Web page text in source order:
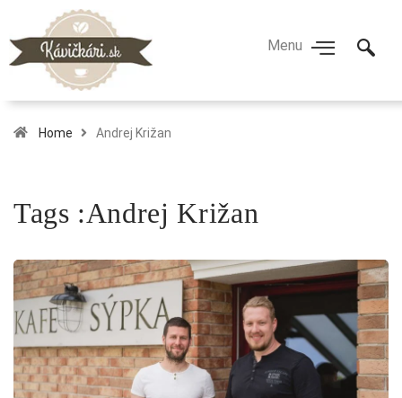
Home Andrej Križan
Tags :Andrej Križan